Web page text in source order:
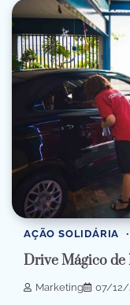
AÇÃO SOLIDÁRIA
Drive Mágico de
Marketing 07/12/